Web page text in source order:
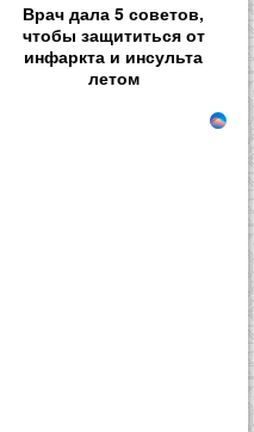
Врач дала 5 советов,
чтобы защититься от
инфаркта и инсульта
летом